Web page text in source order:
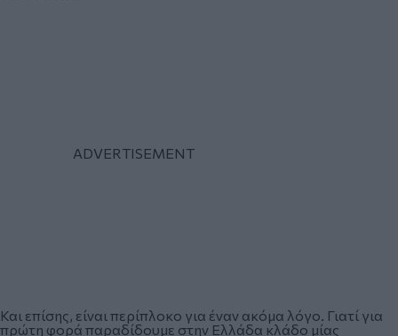
Και επίσης, είναι περίπλοκο για έναν ακόμα λόγο. Γιατί για
πρώτη φορά παραδίδουμε στην Ελλάδα κλάδο μίας